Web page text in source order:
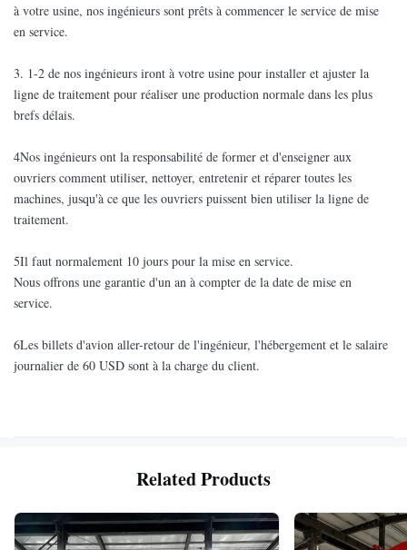
à votre usine, nos ingénieurs sont prêts à commencer le service de mise
en service.
3. 1-2 de nos ingénieurs iront à votre usine pour installer et ajuster la
ligne de traitement pour réaliser une production normale dans les plus
brefs délais.
4Nos ingénieurs ont la responsabilité de former et d'enseigner aux
ouvriers comment utiliser, nettoyer, entretenir et réparer toutes les
machines, jusqu'à ce que les ouvriers puissent bien utiliser la ligne de
traitement.
5Il faut normalement 10 jours pour la mise en service.
Nous offrons une garantie d'un an à compter de la date de mise en
service.
6Les billets d'avion aller-retour de l'ingénieur, l'hébergement et le salaire
journalier de 60 USD sont à la charge du client.
Related Products